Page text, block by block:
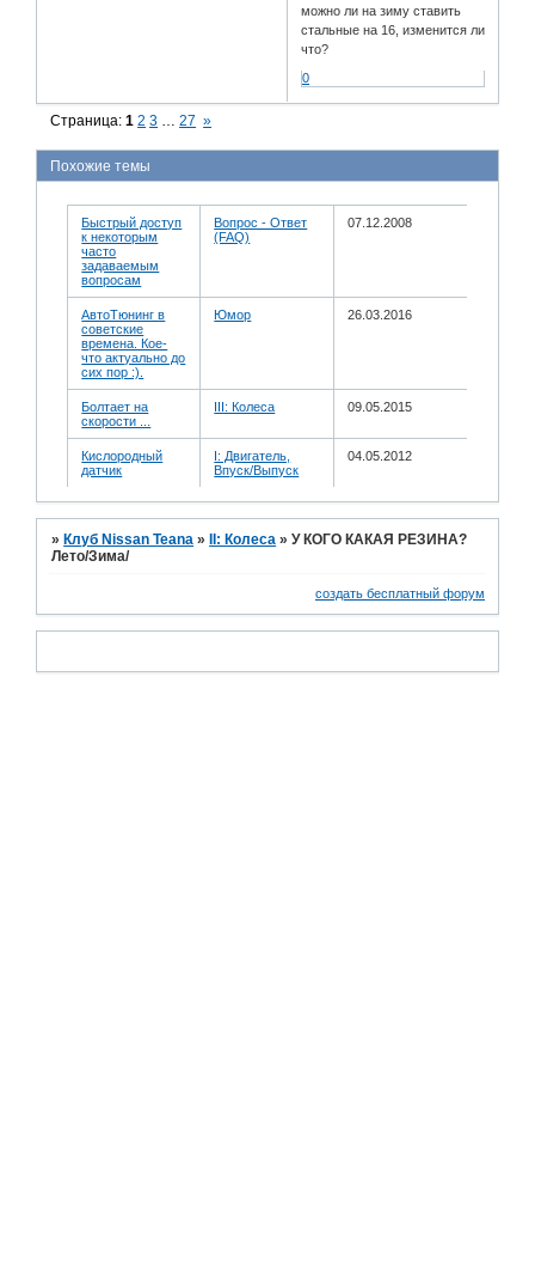
можно ли на зиму ставить
стальные на 16, изменится ли
что?
0
Страница:1 2 3 … 27 »
Похожие темы
Быстрый доступ
к некоторым
часто
задаваемым
вопросам
Вопрос - Ответ
(FAQ)
07.12.2008
АвтоТюнинг в
советские
времена. Кое-
что актуально до
сих пор :).
Юмор 26.03.2016
Болтает на
скорости ...
III: Колеса 09.05.2015
Кислородный
датчик
I: Двигатель,
Впуск/Выпуск
04.05.2012
»Клуб Nissan Teana »II: Колеса »У КОГО КАКАЯ РЕЗИНА?
Лето/Зима/
создать бесплатный форум